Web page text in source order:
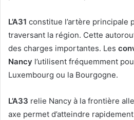
L’A31 constitue l’artère principale
traversant la région. Cette
des charges importantes. Les
Nancy l’utilisent fréquemment
Luxembourg ou la Bourgogne.
L’A33 relie Nancy à la frontière
axe permet d’atteindre